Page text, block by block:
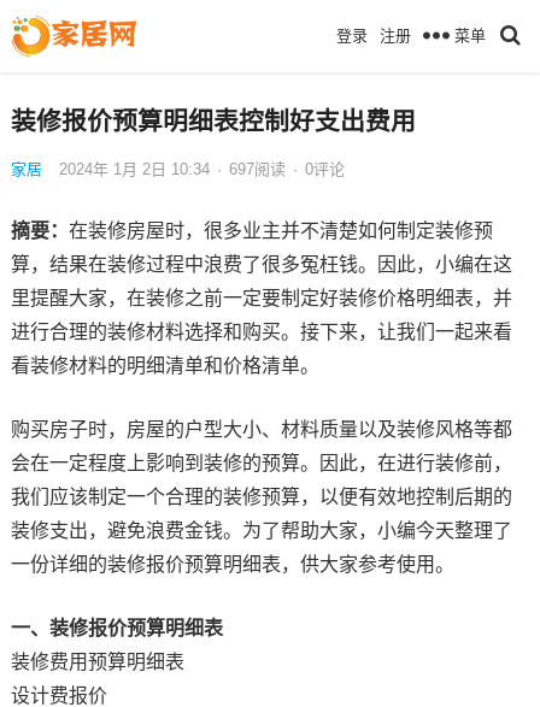
登录 注册 菜单
装修报价预算明细表控制好支出费用
家居 2024年 1月 2日 10:34 · 697阅读 · 0评论
摘要： 在装修房屋时，很多业主并不清楚如何制定装修预
算，结果在装修过程中浪费了很多冤枉钱。因此，小编在这
里提醒大家，在装修之前一定要制定好装修价格明细表，并
进行合理的装修材料选择和购买。接下来，让我们一起来看
看装修材料的明细清单和价格清单。
购买房子时，房屋的户型大小、材料质量以及装修风格等都
会在一定程度上影响到装修的预算。因此，在进行装修前，
我们应该制定一个合理的装修预算，以便有效地控制后期的
装修支出，避免浪费金钱。为了帮助大家，小编今天整理了
一份详细的装修报价预算明细表，供大家参考使用。
一、装修报价预算明细表
装修费用预算明细表
设计费报价